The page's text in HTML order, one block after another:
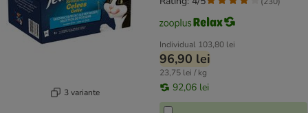
3 variante
Individual 103,80 lei
96,90 lei
23,75 lei / kg
92,06 lei